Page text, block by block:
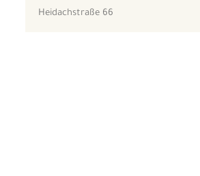
Heidachstraße 66